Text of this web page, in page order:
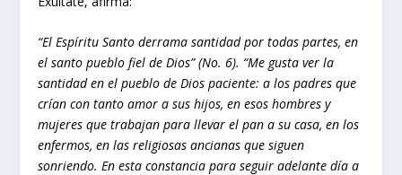
“El Espíritu Santo derrama santidad por todas partes, en
el santo pueblo fiel de Dios” (No. 6). “Me gusta ver la
santidad en el pueblo de Dios paciente: a los padres que
crían con tanto amor a sus hijos, en esos hombres y
mujeres que trabajan para llevar el pan a su casa, en los
enfermos, en las religiosas ancianas que siguen
sonriendo. En esta constancia para seguir adelante día a